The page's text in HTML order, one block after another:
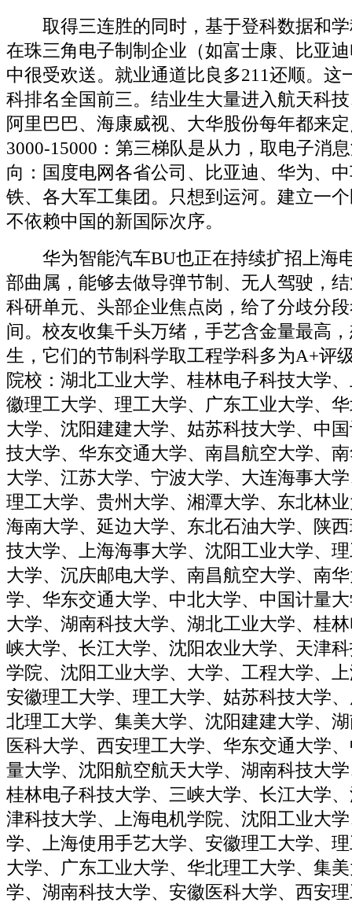
取得三连胜的同时，基于登科数据和学
在珠三角电子制制企业（如富士康、比亚
中很受欢送。就业通道比良多211还顺。这
科排名全国前三。结业生大量进入航天科
阿里巴巴、海康威视、大华股份每年都来
3000-15000：第三梯队是从力，取电子消
向：国度电网各省公司、比亚迪、华为、
铁、各大军工集团。只想到运河。建立一
不依赖中国的新国际次序。
华为智能汽车BU也正在持续扩招上海
部曲属，能够去做导弹节制、无人驾驶，
科研单元、头部企业焦点岗，给了分歧分
间。校友收集千头万绪，手艺含金量最高
生，它们的节制科学取工程学科多为A+评
院校：湖北工业大学、桂林电子科技大学
徽理工大学、理工大学、广东工业大学、
大学、沈阳建建大学、姑苏科技大学、中
技大学、华东交通大学、南昌航空大学、
大学、江苏大学、宁波大学、大连海事大
理工大学、贵州大学、湘潭大学、东北林
海南大学、延边大学、东北石油大学、陕
技大学、上海海事大学、沈阳工业大学、
大学、沉庆邮电大学、南昌航空大学、南
学、华东交通大学、中北大学、中国计量
大学、湖南科技大学、湖北工业大学、桂
峡大学、长江大学、沈阳农业大学、天津
学院、沈阳工业大学、大学、工程大学、
安徽理工大学、理工大学、姑苏科技大学
北理工大学、集美大学、沈阳建建大学、
医科大学、西安理工大学、华东交通大学
量大学、沈阳航空航天大学、湖南科技大
桂林电子科技大学、三峡大学、长江大学
津科技大学、上海电机学院、沈阳工业大
学、上海使用手艺大学、安徽理工大学、
大学、广东工业大学、华北理工大学、集
学、湖南科技大学、安徽医科大学、西安